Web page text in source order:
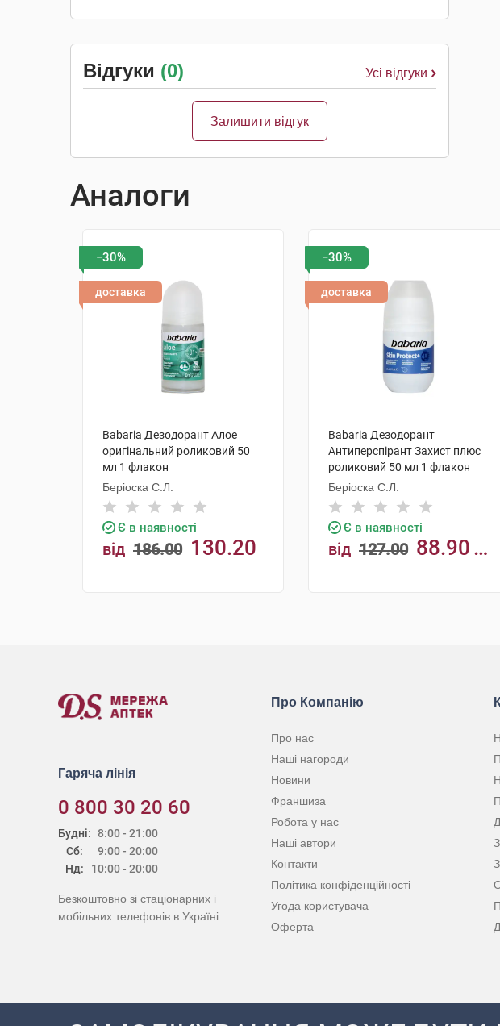
Відгуки (0) Усі відгуки
Залишити відгук
Аналоги
−30%
доставка
Babaria Дезодорант Алое
оригінальний роликовий 50
мл 1 флакон
Беріоска С.Л.
Є в наявності
від 186.00 130.20
−30%
доставка
Babaria Дезодорант
Антиперспірант Захист плюс
роликовий 50 мл 1 флакон
Беріоска С.Л.
Є в наявності
від 127.00 88.90
Гаряча лінія
0 800 30 20 60
Будні:
Сб:
Нд:
8:00 - 21:00
9:00 - 20:00
10:00 - 20:00
Безкоштовно зі стаціонарних і
мобільних телефонів в Україні
Про Компанію
Про нас
Наші нагороди
Новини
Франшиза
Робота у нас
Наші автори
Контакти
Політика конфіденційності
Угода користувача
Оферта